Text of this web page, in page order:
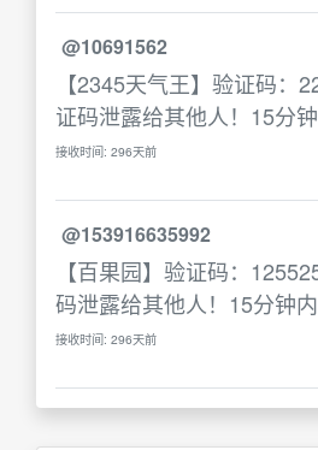
@10691562
【2345天气王】验证码：
证码泄露给其他人！15分钟
接收时间: 296天前
@153916635992
【百果园】验证码：
码泄露给其他人！15分钟内
接收时间: 296天前